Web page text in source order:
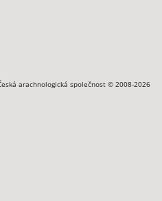
arachnologická společnost © 2008-2026